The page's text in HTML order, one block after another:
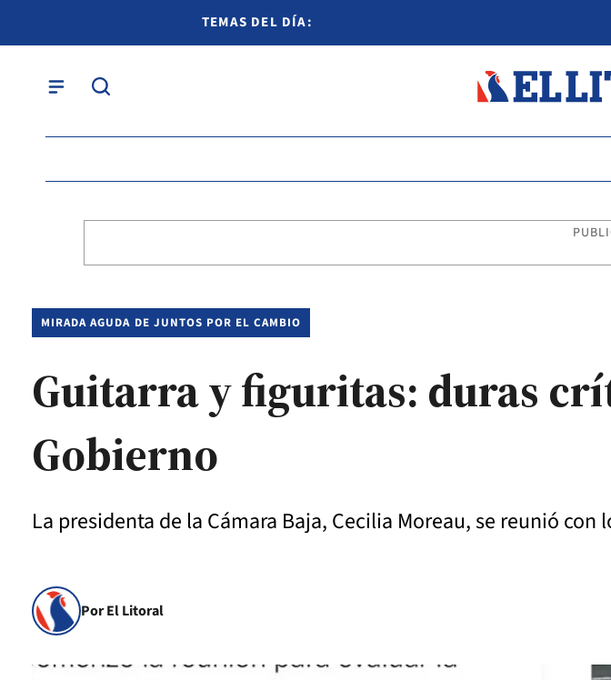
TEMAS DEL DÍA:
MIRADA AGUDA DE JUNTOS POR EL CAMBIO
Guitarra y figuritas: duras
Gobierno
La presidenta de la Cámara Baja, Cecilia Moreau, se reunió con
Por El Litoral